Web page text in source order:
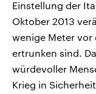
Einstellung der
Oktober 2013
wenige Meter vor
ertrunken sind.
würdevoller
Krieg in